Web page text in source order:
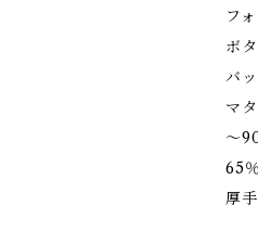
フ
ボ
バ
マ
〜
65
厚